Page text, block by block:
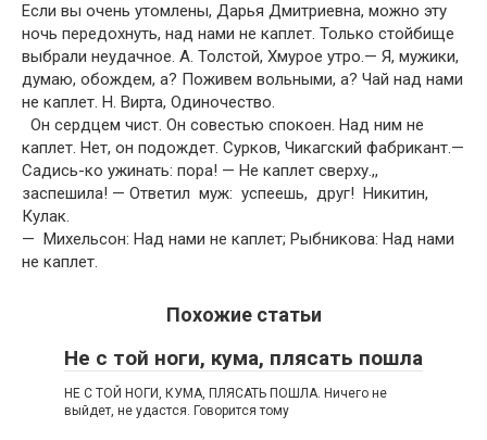
Если вы очень утомлены, Дарья Дмитриевна, можно эту
ночь передохнуть, над нами не каплет. Только стойбище
выбрали неудачное. А. Толстой, Хмурое утро.— Я, мужики,
думаю, обождем, а? Поживем вольными, а? Чай над нами
не каплет. Н. Вирта, Одиночество.
Он сердцем чист. Он совестью спокоен. Над ним не
каплет. Нет, он подождет. Сурков, Чикагский фабрикант.—
Садись-ко ужинать: пора! — Не каплет сверху.,,
заспешила! — Ответил муж: успеешь, друг! Никитин,
Кулак.
— Михельсон: Над нами не каплет; Рыбникова: Над нами
не каплет.
Похожие статьи
Не с той ноги, кума, плясать пошла
НЕ С ТОЙ НОГИ, КУМА, ПЛЯСАТЬ ПОШЛА. Ничего не
выйдет, не удастся. Говорится тому